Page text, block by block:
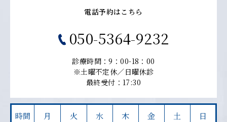
電話予約はこちら
050-5364-9232
診療時間：9：00-18：00
※土曜不定休／日曜休診
最終受付：17:30
時間 月 火 水 木 金 土 日